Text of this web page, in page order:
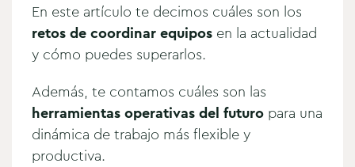
En este artículo te decimos cuáles son los
retos de coordinar equipos en la actualidad
y cómo puedes superarlos.
Además, te contamos cuáles son las
herramientas operativas del futuro para una
dinámica de trabajo más flexible y
productiva.